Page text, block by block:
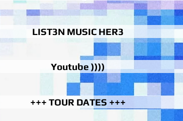
LIST3N MUSIC HER3
Youtube ))))
+++ TOUR DATES +++